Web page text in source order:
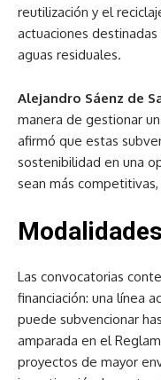
reutilización y el
actuaciones
aguas residuales.
Alejandro Sáenz de
manera de gestionar
afirmó que estas
sostenibilidad en una
sean más
Las convocatorias
financiación: una línea
puede subvencionar
amparada en el
proyectos de mayor